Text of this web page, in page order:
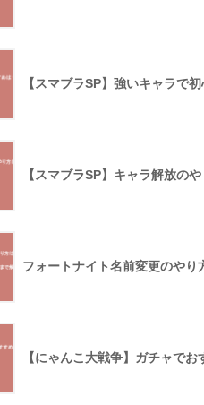
【スマブラSP】強いキャラで
【スマブラSP】キャラ解放の
フォートナイト名前変更のや
【にゃんこ大戦争】ガチャで